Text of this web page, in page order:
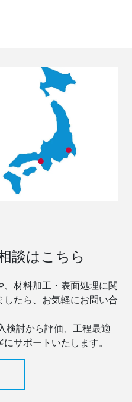
談はこちら
材料加工・表面処理に関
たら、お気軽にお問い合
検討から評価、工程最適
サポートいたします。